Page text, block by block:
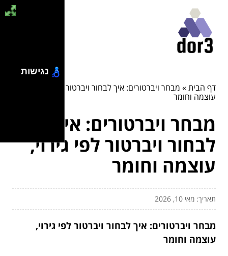
דף הבית» מבחר ויברטורים: איך לבחור ויברטור לפי גירוי,
עוצמה וחומר
מבחר ויברטורים: איך
לבחור ויברטור לפי גירוי,
עוצמה וחומר
תאריך: מאי 10, 2026
מבחר ויברטורים: איך לבחור ויברטור לפי גירוי,
עוצמה וחומר
נגישות